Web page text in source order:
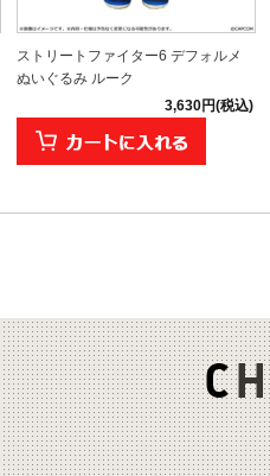
ストリートファイター6 デフォルメ
ぬいぐるみ ルーク
3,630円(税込)